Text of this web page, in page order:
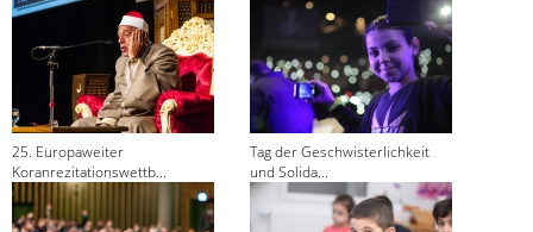
25. Europaweiter
Koranrezitationswettb...
Tag der Geschwisterlichkeit
und Solida...